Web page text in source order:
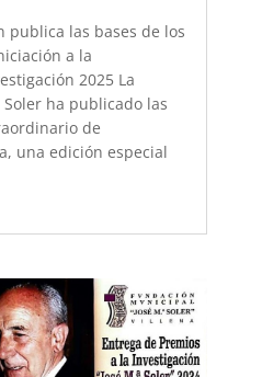
publica las bases de los
a la
2025 La
Soler ha publicado las
de
una edición especial